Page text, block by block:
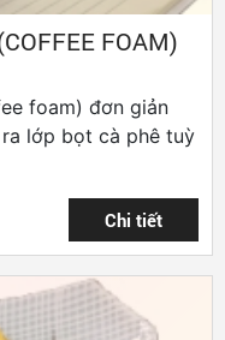
FOAM)
foam) đơn giản
lớp bọt cà phê tuỳ